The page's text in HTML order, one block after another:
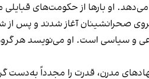
او بارها از حکومت‌های قبایلی
صحرانشینان آغاز شدند و پس
و سیاسی است. او می‌نویسد هر
مدرن، قدرت را مجدداً به‌دست